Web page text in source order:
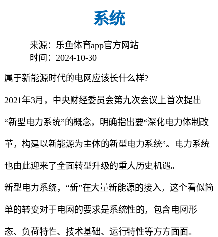
系统
来源：乐鱼体育app官方网站
时间：2024-10-30
属于新能源时代的电网应该长什么样?
2021年3月，中央财经委员会第九次会议上首次提出
“新型电力系统”的概念，明确指出要“深化电力体制改
革，构建以新能源为主体的新型电力系统”。电力系统
也由此迎来了全面转型升级的重大历史机遇。
新型电力系统，“新”在大量新能源的接入，这个看似简
单的转变对于电网的要求是系统性的，包含电网形
态、负荷特性、技术基础、运行特性等方方面面。